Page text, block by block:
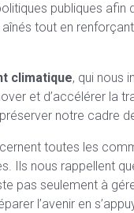
publiques afin
tout en
climatique, qui nous
et d’accélérer la
notre cadre
toutes les
Ils nous rappellent
pas seulement à
l’avenir en